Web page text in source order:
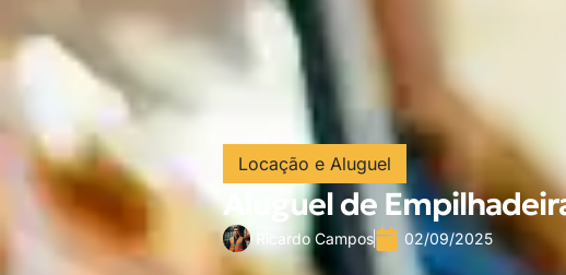
Locação e Aluguel
Aluguel de
Ricardo Campos 02/09/2025